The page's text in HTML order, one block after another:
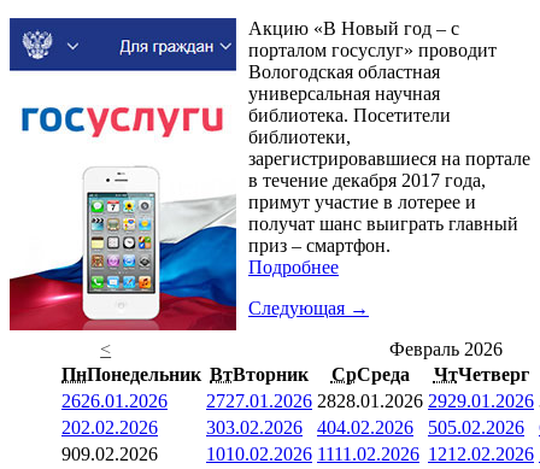
Акцию «В Новый год – с
порталом госуслуг» проводит
Вологодская областная
универсальная научная
библиотека. Посетители
библиотеки,
зарегистрировавшиеся на портале
в течение декабря 2017 года,
примут участие в лотерее и
получат шанс выиграть главный
приз – смартфон.
Подробнее
Следующая →
<
Февраль 2026
ПнПонедельник ВтВторник СрСреда ЧтЧетверг
2626.01.2026 2727.01.2026 2828.01.2026 2929.01.2026
202.02.2026 303.02.2026 404.02.2026 505.02.2026
909.02.2026 1010.02.2026 1111.02.2026 1212.02.2026